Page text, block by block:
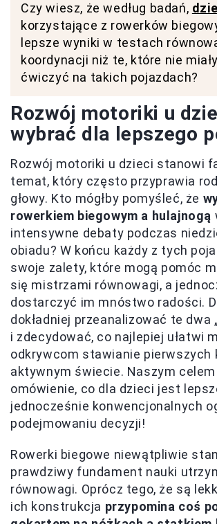
Czy wiesz, że według badań,
korzystające z rowerków
lepsze wyniki w testach
koordynacji niż te, które nie
ćwiczyć na takich pojazdach?
Rozwój motoriki u
wybrać dla lepszego
Rozwój motoriki u dzieci stanowi
temat, który często przyprawia
głowy. Kto mógłby pomyśleć, że
rowerkiem biegowym a hulajnogą
intensywne debaty podczas
obiadu? W końcu każdy z tych
swoje zalety, które mogą pomóc
się mistrzami równowagi, a
dostarczyć im mnóstwo radości.
dokładniej przeanalizować te dwa
i zdecydować, co najlepiej ułatwi
odkrywcom stawianie pierwszych
aktywnym świecie. Naszym
omówienie, co dla dzieci jest
jednocześnie konwencjonalnych
podejmowaniu decyzji!
Rowerki biegowe niewątpliwie
prawdziwy fundament nauki
równowagi. Oprócz tego, że są
ich konstrukcja przypomina coś